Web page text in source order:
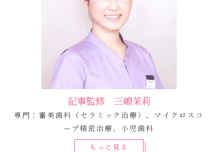
記事監修 三嶋茉莉
専門：審美歯科（セラミック治療）、マイクロスコ
ープ精密治療、小児歯科
もっと見る